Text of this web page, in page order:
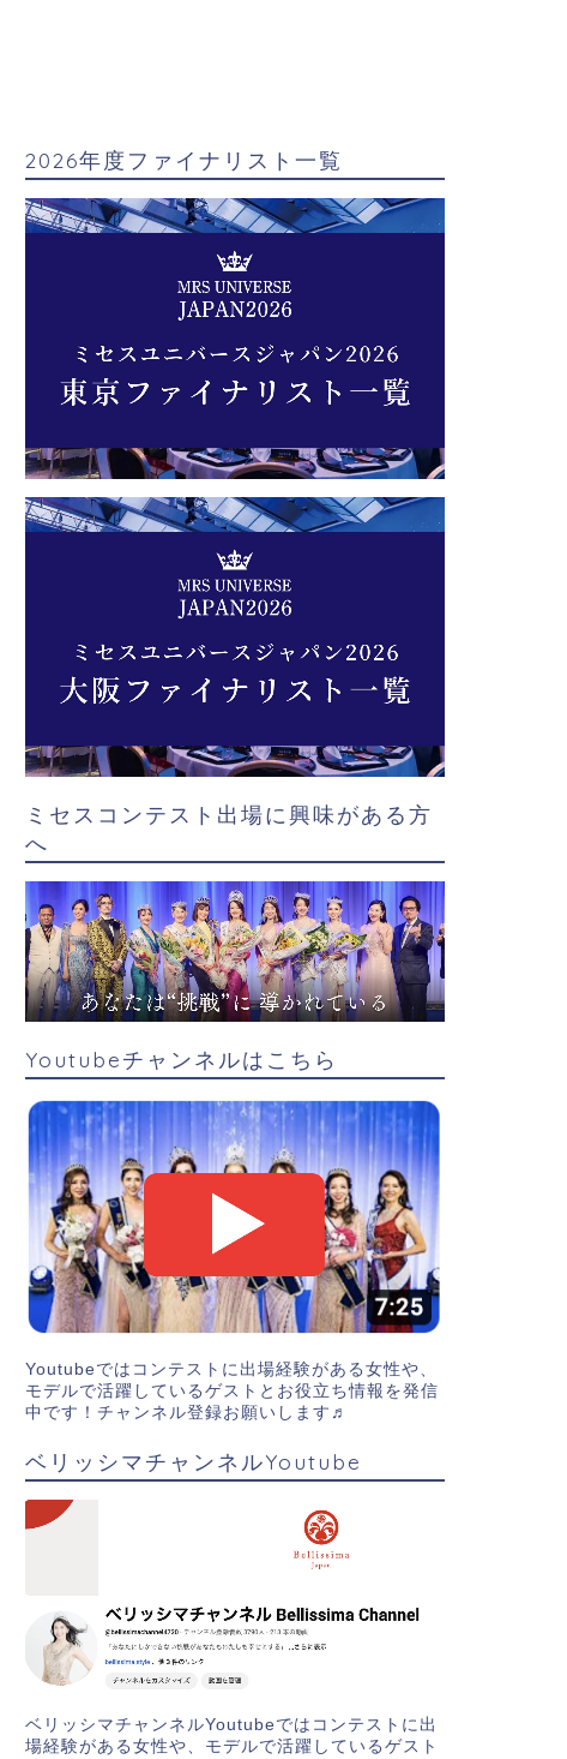
2026年度ファイナリスト一覧
ミセスコンテスト出場に興味がある方
へ
Youtubeチャンネルはこちら
Youtubeではコンテストに出場経験がある女性や、
モデルで活躍しているゲストとお役立ち情報を発信
中です！チャンネル登録お願いします♬
ベリッシマチャンネルYoutube
ベリッシマチャンネルYoutubeではコンテストに出
場経験がある女性や、モデルで活躍しているゲスト